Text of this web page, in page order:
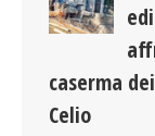
caserma
Celio